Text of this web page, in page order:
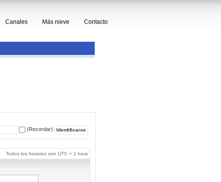
Canales Más nieve Contacto
(Recordar)
Todos los horarios son UTC + 1 hora